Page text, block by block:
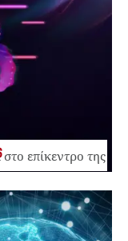
επίκεντρο της